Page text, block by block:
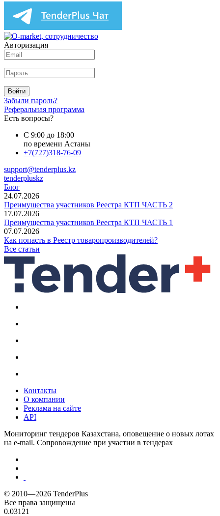
Авторизация
Войти
Забыли пароль?
Реферальная программа
Есть вопросы?
С 9:00 до 18:00
по времени Астаны
+7(727)318-76-09
support@tenderplus.kz
tenderpluskz
Блог
24.07.2026
Преимущества участников Реестра КТП ЧАСТЬ 2
17.07.2026
Преимущества участников Реестра КТП ЧАСТЬ 1
07.07.2026
Как попасть в Реестр товаропроизводителей?
Все статьи
Контакты
О компании
Реклама на сайте
API
Мониторинг тендеров Казахстана, оповещение о новых лотах
на e-mail. Сопровождение при участии в тендерах
© 2010—2026 TenderPlus
Все права защищены
0.03121